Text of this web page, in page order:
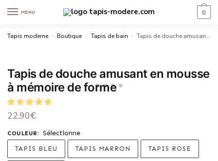
MENU 0
Tapis moderne » Boutique » Tapis de bain » Tapis de douche amusant en mousse à mémoire de forme
Tapis de douche amusant en mousse
à mémoire de forme
22.90€
COULEUR: Sélectionne
TAPIS BLEU TAPIS MARRON TAPIS ROSE